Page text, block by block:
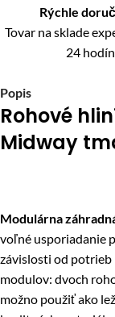
Rýchle
Tovar na sklade
24 hodín
Popis
Rohové
Midway
Modulárna
voľné usporiadanie
závislosti od potrieb
modulov: dvoch
možno použiť ako